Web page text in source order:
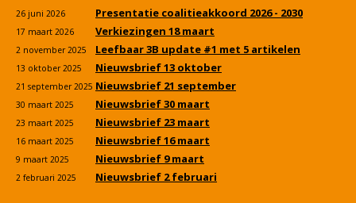
26 juni 2026 Presentatie coalitieakkoord 2026 - 2030
17 maart 2026 Verkiezingen 18 maart
2 november 2025 Leefbaar 3B update #1 met 5 artikelen
13 oktober 2025 Nieuwsbrief 13 oktober
21 september 2025 Nieuwsbrief 21 september
30 maart 2025 Nieuwsbrief 30 maart
23 maart 2025 Nieuwsbrief 23 maart
16 maart 2025 Nieuwsbrief 16 maart
9 maart 2025 Nieuwsbrief 9 maart
2 februari 2025 Nieuwsbrief 2 februari